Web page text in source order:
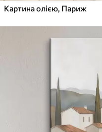
Картина олією, Париж